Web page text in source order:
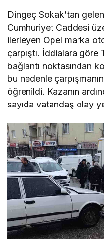
Dingeç Sokak’tan
Cumhuriyet Caddesi
ilerleyen Opel marka
çarpıştı. İddialara göre
bağlantı noktasından
bu nedenle
öğrenildi. Kazanın
sayıda vatandaş olay